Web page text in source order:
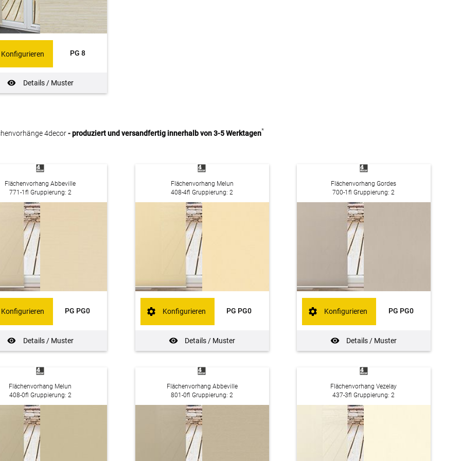
PG 8
Details / Muster
Konfigurieren
4decor- produziert und versandfertig innerhalb von 3-5 Werktagen*
Flächenvorhang Abbeville
771-1fl Gruppierung: 2
PG PG0
Details / Muster
Konfigurieren
Flächenvorhang Melun
408-4fl Gruppierung: 2
PG PG0
Details / Muster
Konfigurieren
Flächenvorhang Gordes
700-1fl Gruppierung: 2
PG PG0
Details / Muster
Konfigurieren
Flächenvorhang Melun
408-0fl Gruppierung: 2
Flächenvorhang Abbeville
801-0fl Gruppierung: 2
Flächenvorhang Vezelay
437-3fl Gruppierung: 2